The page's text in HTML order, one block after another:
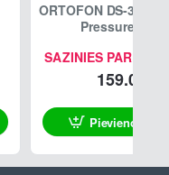
SAZINIES PAR
ORTOFON DS-3
Pressure
159.00€
Pievienot